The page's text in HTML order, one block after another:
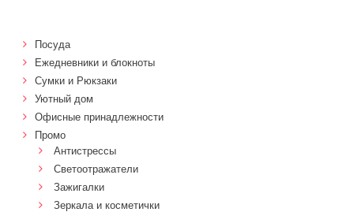
Посуда
Ежедневники и блокноты
Сумки и Рюкзаки
Уютный дом
Офисные принадлежности
Промо
Антистрессы
Светоотражатели
Зажигалки
Зеркала и косметички